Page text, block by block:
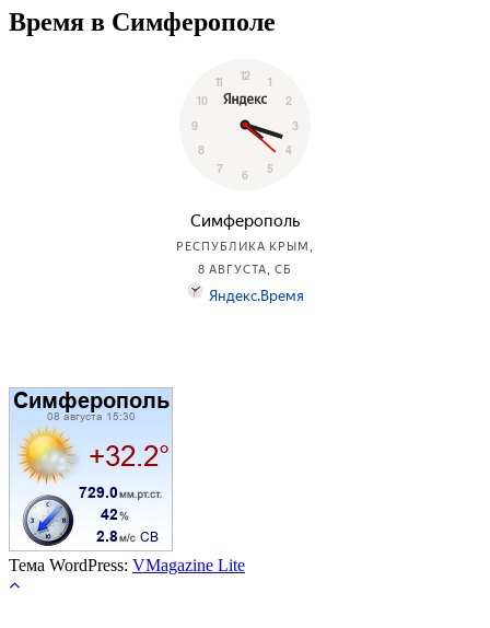
Время в Симферополе
Тема WordPress: VMagazine Lite